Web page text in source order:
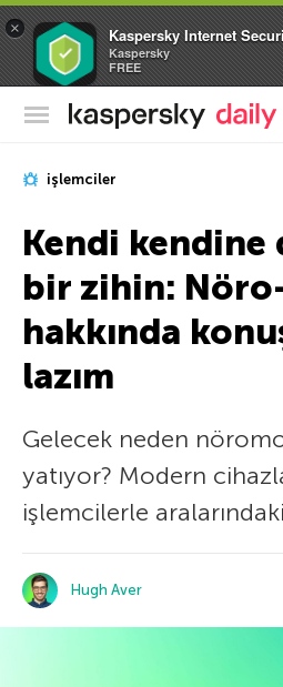
× Kaspersky Internet
Kaspersky
FREE
işlemciler
Kendi kendine
bir zihin:
hakkında
lazım
Gelecek neden
yatıyor? Modern
işlemcilerle
Hugh Aver